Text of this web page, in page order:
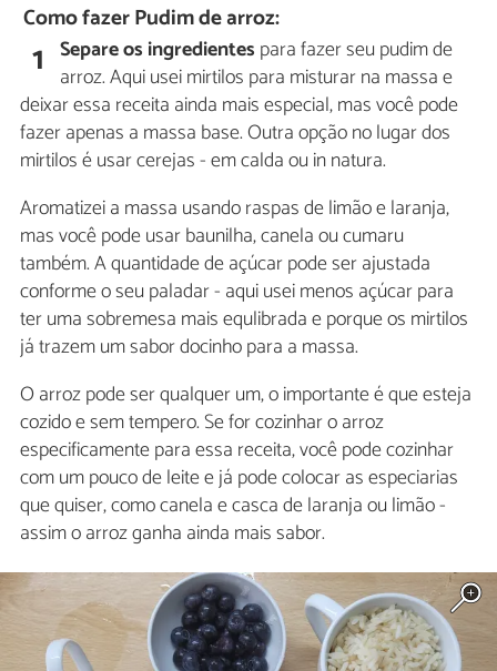
Como fazer Pudim de arroz:
1 Separe os ingredientes para fazer seu pudim de
arroz. Aqui usei mirtilos para misturar na massa e
deixar essa receita ainda mais especial, mas você pode
fazer apenas a massa base. Outra opção no lugar dos
mirtilos é usar cerejas - em calda ou in natura.
Aromatizei a massa usando raspas de limão e laranja,
mas você pode usar baunilha, canela ou cumaru
também. A quantidade de açúcar pode ser ajustada
conforme o seu paladar - aqui usei menos açúcar para
ter uma sobremesa mais equlibrada e porque os mirtilos
já trazem um sabor docinho para a massa.
O arroz pode ser qualquer um, o importante é que esteja
cozido e sem tempero. Se for cozinhar o arroz
especificamente para essa receita, você pode cozinhar
com um pouco de leite e já pode colocar as especiarias
que quiser, como canela e casca de laranja ou limão -
assim o arroz ganha ainda mais sabor.